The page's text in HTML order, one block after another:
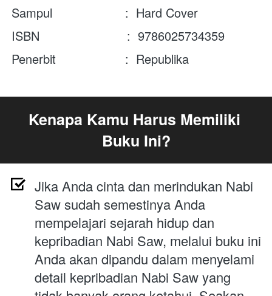
Sampul                    :  Hard Cover
ISBN                        :  9786025734359
Penerbit                   :  Republika
Kenapa Kamu Harus Memiliki
Buku Ini?
Jika Anda cinta dan merindukan Nabi
Saw sudah semestinya Anda
mempelajari sejarah hidup dan
kepribadian Nabi Saw, melalui buku ini
Anda akan dipandu dalam menyelami
detail kepribadian Nabi Saw yang